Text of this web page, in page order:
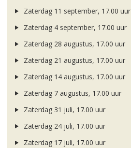
Zaterdag 11 september, 17.00 uur
Zaterdag 4 september, 17.00 uur
Zaterdag 28 augustus, 17.00 uur
Zaterdag 21 augustus, 17.00 uur
Zaterdag 14 augustus, 17.00 uur
Zaterdag 7 augustus, 17.00 uur
Zaterdag 31 juli, 17.00 uur
Zaterdag 24 juli, 17.00 uur
Zaterdag 17 juli, 17.00 uur